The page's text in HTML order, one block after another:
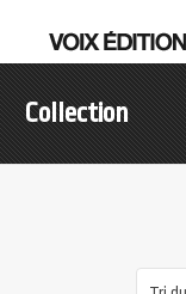
Collection